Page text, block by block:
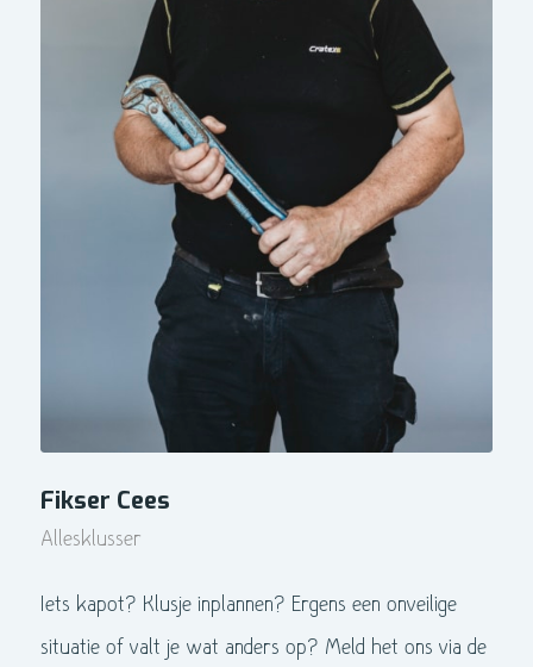
Fikser Cees
Allesklusser
Iets kapot? Klusje inplannen? Ergens een onveilige
situatie of valt je wat anders op? Meld het ons via de